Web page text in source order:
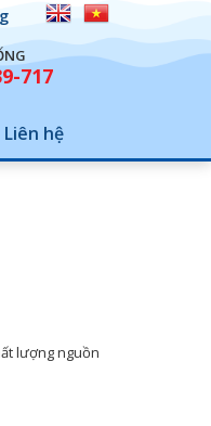
717
Liên hệ
lượng nguồn